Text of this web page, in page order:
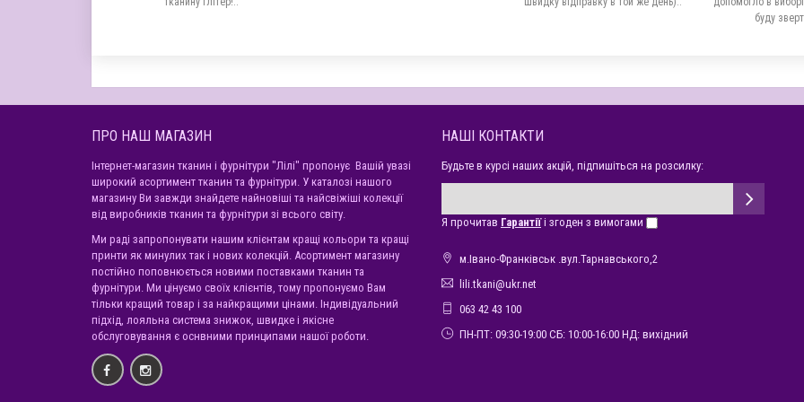
буду
ПРО НАШ МАГАЗИН
Інтернет-магазин тканин і фурнітури "Лілі" пропонує Вашій увазі
широкий асортимент тканин та фурнітури. У каталозі нашого
магазину Ви завжди знайдете найновіші та найсвіжіші колекції
від виробників тканин та фурнітури зі всього світу.
Ми раді запропонувати нашим клієнтам кращі кольори та кращі
принти як минулих так і нових колекцій. Асортимент магазину
постійно поповнюється новими поставками тканин та
фурнітури. Ми цінуємо своїх клієнтів, тому пропонуємо Вам
тільки кращий товар і за найкращими цінами. Індивідуальний
підхід, лояльна система знижок, швидке і якісне
обслуговування є оснвними принципами нашої роботи.
НАШІ КОНТАКТИ
Будьте в курсі наших акцій, підпишіться на розсилку:
Я прочитав Гарантіїі згоден з вимогами
м.Івано-Франківськ .вул.Тарнавського,2
lili.tkani@ukr.net
063 42 43 100
ПН-ПТ: 09:30-19:00 СБ: 10:00-16:00 НД: вихідний